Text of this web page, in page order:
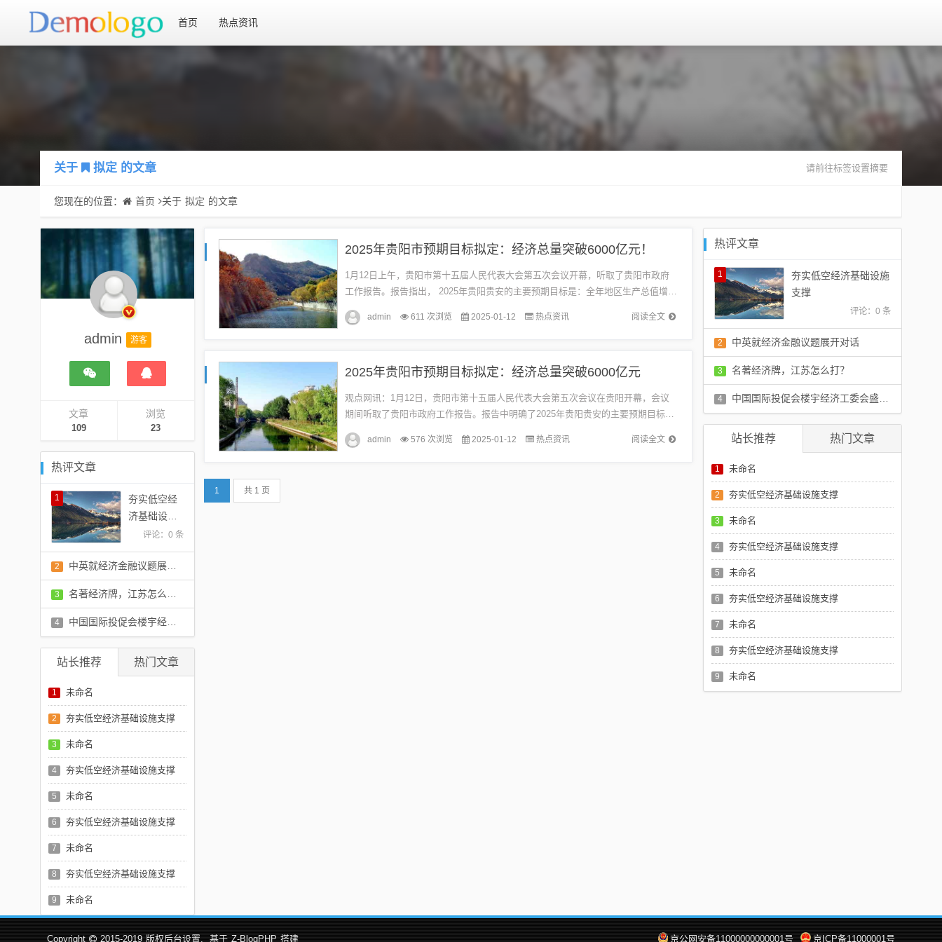
首页 热点资讯
关于 拟定 的文章 请前往标签设置摘要
您现在的位置： 首页 关于 拟定 的文章
admin 游客
文章
109
浏览
23
热评文章
1
夯实低空经
济基础设施
支撑评论：0 条
2 中英就经济金融议题展开对话
评论：0 条
3 名著经济牌，江苏怎么打？
评论：0 条
4 中国国际投促会楼宇经济工委会盛大成立，点燃楼宇经济发展新引擎
站长推荐 热门文章
1 未命名
2 夯实低空经济基础设施支撑
3 未命名
4 夯实低空经济基础设施支撑
5 未命名
6 夯实低空经济基础设施支撑
7 未命名
8 夯实低空经济基础设施支撑
9 未命名
2025年贵阳市预期目标拟定：经济总量突破6000亿元！
1月12日上午，贵阳市第十五届人民代表大会第五次会议开幕，听取了贵阳市政府
工作报告。报告指出， 2025年贵阳贵安的主要预期目标是：全年地区生产总值增长
6%左右，经济总量突破6000亿元。规模以上工业增加值增长10%...
阅读全文
admin 611 次浏览 2025-01-12 热点资讯
2025年贵阳市预期目标拟定：经济总量突破6000亿元
观点网讯：1月12日，贵阳市第十五届人民代表大会第五次会议在贵阳开幕，会议
期间听取了贵阳市政府工作报告。报告中明确了2025年贵阳贵安的主要预期目标，
包括地区生产总值增长6%左右，经济总量突破6000亿元人民币，规...
阅读全文
admin 576 次浏览 2025-01-12 热点资讯
1 共 1 页
热评文章
1
夯实低空经济基础设施
支撑
评论：0 条
2 中英就经济金融议题展开对话
3 名著经济牌，江苏怎么打？
评论：0 条
4 中国国际投促会楼宇经济工委会盛大成立，点燃楼宇经济发展新引擎
站长推荐 热门文章
1 未命名
2 夯实低空经济基础设施支撑
3 未命名
4 夯实低空经济基础设施支撑
5 未命名
6 夯实低空经济基础设施支撑
7 未命名
8 夯实低空经济基础设施支撑
9 未命名
Copyright 2015-2019 版权后台设置. 基于 Z-BlogPHP 搭建 京公网安备11000000000001号 京ICP备11000001号